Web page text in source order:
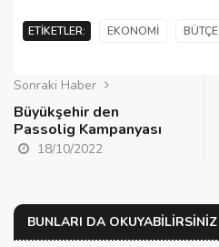
ETIKETLER: EKONOMI BÜTÇE
Sonraki Haber
Büyükşehir den
Passolig Kampanyası
18/10/2022
BUNLARI DA OKUYABILIRSINIZ